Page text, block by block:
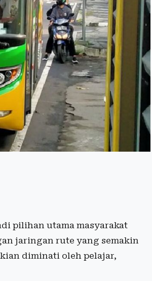
pilihan utama masyarakat
jaringan rute yang semakin
diminati oleh pelajar,